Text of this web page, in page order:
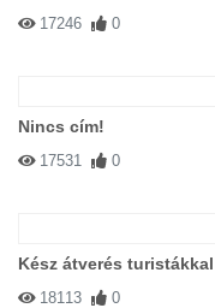
17246 0
Nincs cím!
17531 0
Kész átverés turistákkal
18113 0